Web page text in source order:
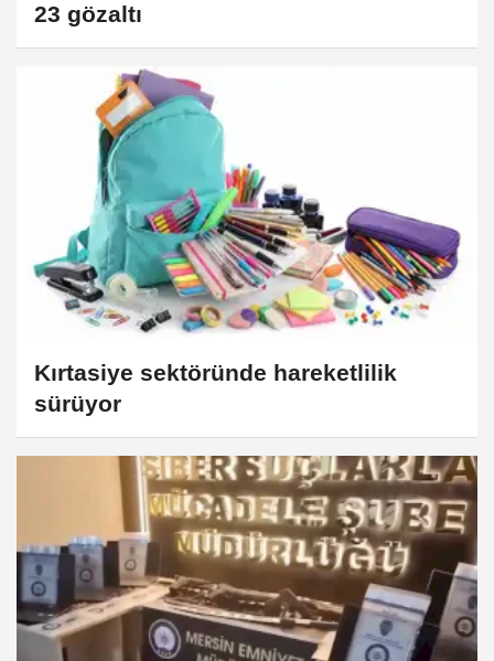
23 gözaltı
Kırtasiye sektöründe hareketlilik
sürüyor